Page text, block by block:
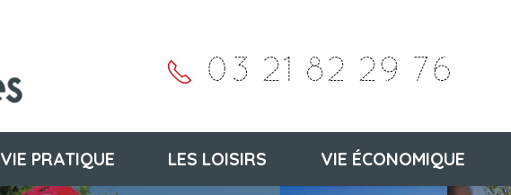
03 21 82 29 76
VIE PRATIQUE LES LOISIRS VIE ÉCONOMIQUE